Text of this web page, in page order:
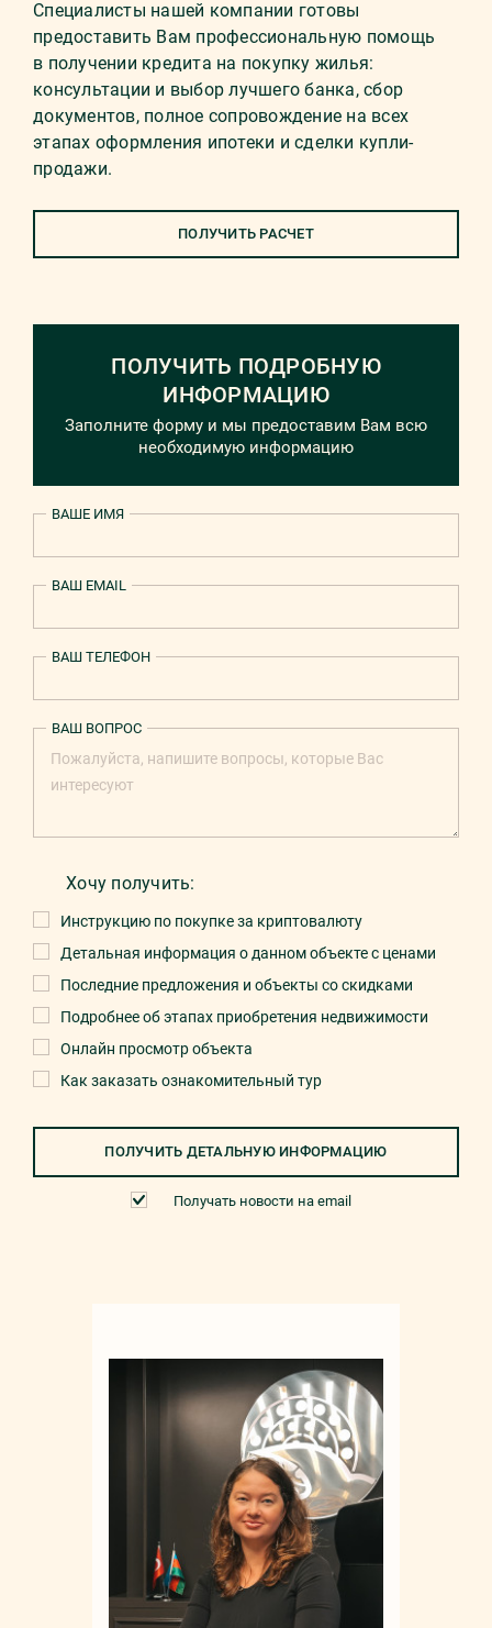
Специалисты нашей компании готовы
предоставить Вам профессиональную помощь
в получении кредита на покупку жилья:
консультации и выбор лучшего банка, сбор
документов, полное сопровождение на всех
этапах оформления ипотеки и сделки купли-
продажи.
ПОЛУЧИТЬ РАСЧЕТ
ПОЛУЧИТЬ ПОДРОБНУЮ
ИНФОРМАЦИЮ
Заполните форму и мы предоставим Вам всю
необходимую информацию
ВАШЕ ИМЯ
ВАШ EMAIL
ВАШ ТЕЛЕФОН
Хочу получить:
Инструкцию по покупке за криптовалюту
Детальная информация о данном объекте с ценами
Последние предложения и объекты со скидками
Подробнее об этапах приобретения недвижимости
Онлайн просмотр объекта
Как заказать ознакомительный тур
ВАШ ВОПРОС
ПОЛУЧИТЬ ДЕТАЛЬНУЮ ИНФОРМАЦИЮ
Получать новости на email